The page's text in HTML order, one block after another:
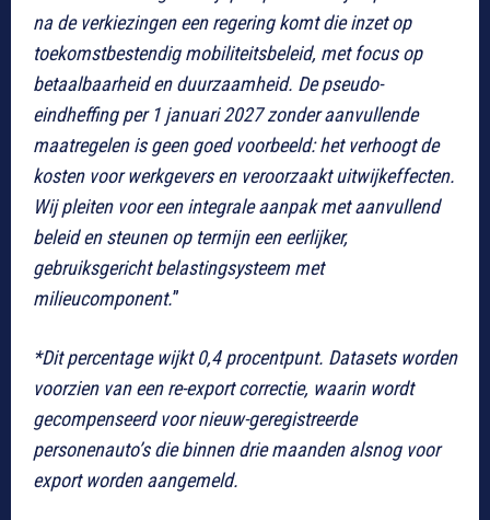
na de verkiezingen een regering komt die inzet op
toekomstbestendig mobiliteitsbeleid, met focus op
betaalbaarheid en duurzaamheid. De pseudo-
eindheffing per 1 januari 2027 zonder aanvullende
maatregelen is geen goed voorbeeld: het verhoogt de
kosten voor werkgevers en veroorzaakt uitwijkeffecten.
Wij pleiten voor een integrale aanpak met aanvullend
beleid en steunen op termijn een eerlijker,
gebruiksgericht belastingsysteem met
milieucomponent.”
*Dit percentage wijkt 0,4 procentpunt. Datasets worden
voorzien van een re-export correctie, waarin wordt
gecompenseerd voor nieuw-geregistreerde
personenauto’s die binnen drie maanden alsnog voor
export worden aangemeld.